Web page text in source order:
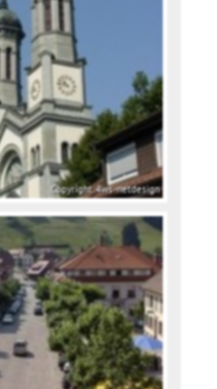
Copyright. 4ws-netdesign